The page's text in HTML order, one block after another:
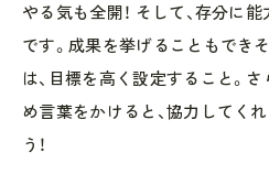
やる気も全開！ そして、存分に
です。成果を挙げることもでき
は、目標を高く設定すること。
め言葉をかけると、協力してく
う！